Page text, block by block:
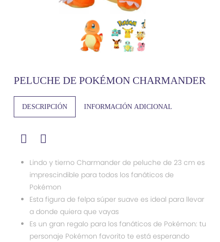
PELUCHE DE POKÉMON CHARMANDER
DESCRIPCIÓN INFORMACIÓN ADICIONAL
Lindo y tierno Charmander de peluche de 23 cm es
imprescindible para todos los fanáticos de
Pokémon
Esta figura de felpa súper suave es ideal para llevar
a donde quiera que vayas
Es un gran regalo para los fanáticos de Pokémon: tu
personaje Pokémon favorito te está esperando